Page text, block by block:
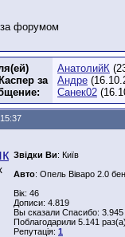
за
АнатолийК
Андре
Санек02
Звідки Ви: Київ
Авто: Опель Віваро 2.0
Вік: 46
Дописи: 4.819
Вы сказали Спасибо: 3.945
Поблагодарили 5.141
Репутація: 1